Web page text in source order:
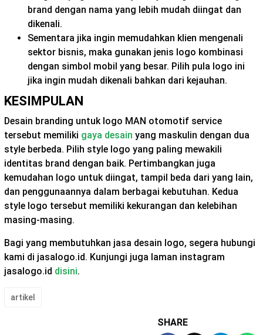
brand dengan nama yang lebih mudah diingat dan
dikenali.
Sementara jika ingin memudahkan klien mengenali
sektor bisnis, maka gunakan jenis logo kombinasi
dengan simbol mobil yang besar. Pilih pula logo ini
jika ingin mudah dikenali bahkan dari kejauhan.
KESIMPULAN
Desain branding untuk logo MAN otomotif service
tersebut memiliki gaya desain yang maskulin dengan dua
style berbeda. Pilih style logo yang paling mewakili
identitas brand dengan baik. Pertimbangkan juga
kemudahan logo untuk diingat, tampil beda dari yang lain,
dan penggunaannya dalam berbagai kebutuhan. Kedua
style logo tersebut memiliki kekurangan dan kelebihan
masing-masing.
Bagi yang membutuhkan jasa desain logo, segera hubungi
kami di jasalogo.id. Kunjungi juga laman instagram
jasalogo.id disini.
artikel
SHARE